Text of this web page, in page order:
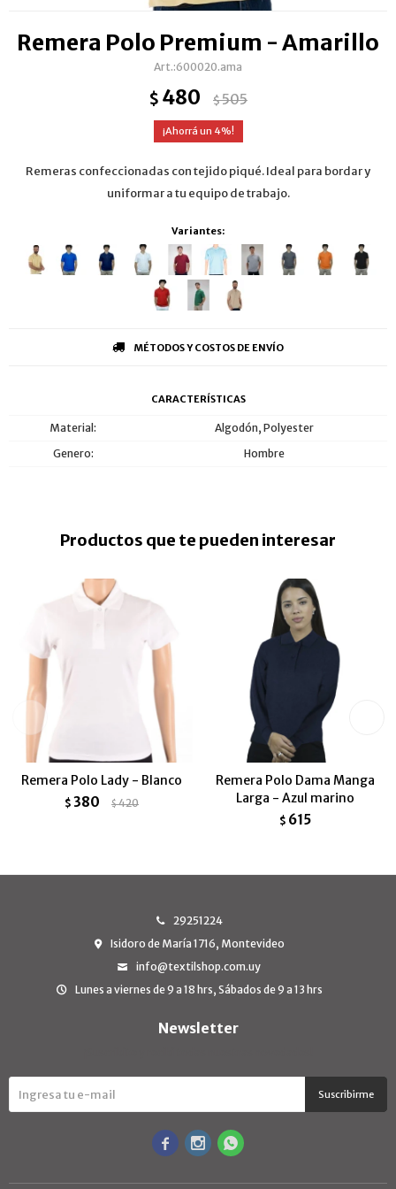
Remera Polo Premium - Amarillo
600020.ama
$ 480 $505
4
Remeras confeccionadas con tejido piqué. Ideal para bordar y
uniformar a tu equipo de trabajo.
Variantes:
MÉTODOS Y COSTOS DE ENVÍO
CARACTERÍSTICAS
Material
Algodón, Polyester
Genero
Hombre
Productos que te pueden interesar
Remera Polo Lady - Blanco
$ 380 $420
Remera Polo Dama Manga
Larga - Azul marino
$ 615
29251224
Isidoro de María 1716, Montevideo
info@textilshop.com.uy
Lunes a viernes de 9 a 18 hrs, Sábados de 9 a 13 hrs
Newsletter
Suscribirme
  